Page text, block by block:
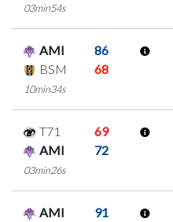
03min54s
AMI
86
BSM
68
10min34s
T71
69
AMI
72
03min26s
AMI
91